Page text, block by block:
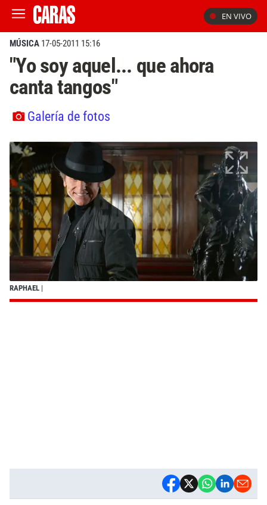
EN VIVO
MÚSICA 17-05-2011 15:16
"Yo soy aquel... que ahora
canta tangos"
Galería de fotos
RAPHAEL |